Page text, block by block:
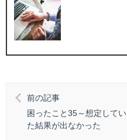
前の記事
困ったこと35～想定してい
た結果が出なかった